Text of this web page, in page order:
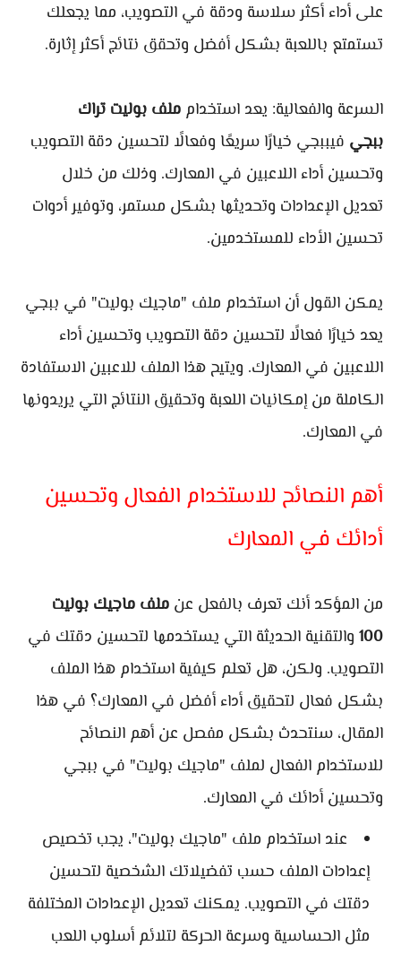
على أداء أكثر سلاسة ودقة في التصويب، مما يجعلك
تستمتع باللعبة بشكل أفضل وتحقق نتائج أكثر إثارة.
السرعة والفعالية: يعد استخدام ملف بوليت تراك
ببجي فيببجي خيارًا سريعًا وفعالًا لتحسين دقة التصويب
وتحسين أداء اللاعبين في المعارك. وذلك من خلال
تعديل الإعدادات وتحديثها بشكل مستمر، وتوفير أدوات
تحسين الأداء للمستخدمين.
يمكن القول أن استخدام ملف "ماجيك بوليت" في ببجي
يعد خيارًا فعالًا لتحسين دقة التصويب وتحسين أداء
اللاعبين في المعارك. ويتيح هذا الملف للاعبين الاستفادة
الكاملة من إمكانيات اللعبة وتحقيق النتائج التي يريدونها
في المعارك.
أهم النصائح للاستخدام الفعال وتحسين
أدائك في المعارك
من المؤكد أنك تعرف بالفعل عن ملف ماجيك بوليت
100 والتقنية الحديثة التي يستخدمها لتحسين دقتك في
التصويب. ولكن، هل تعلم كيفية استخدام هذا الملف
بشكل فعال لتحقيق أداء أفضل في المعارك؟ في هذا
المقال، سنتحدث بشكل مفصل عن أهم النصائح
للاستخدام الفعال لملف "ماجيك بوليت" في ببجي
وتحسين أدائك في المعارك.
عند استخدام ملف "ماجيك بوليت"، يجب تخصيص
إعدادات الملف حسب تفضيلاتك الشخصية لتحسين
دقتك في التصويب. يمكنك تعديل الإعدادات المختلفة
مثل الحساسية وسرعة الحركة لتلائم أسلوب اللعب